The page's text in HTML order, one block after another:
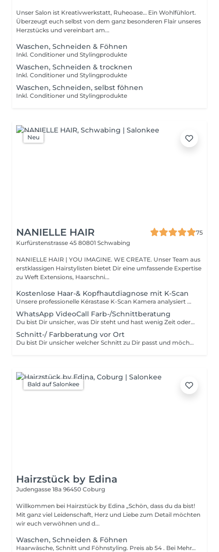
Unser Salon ist Kreativwerkstatt, Ruheoase… Ein Wohlfühlort.
Überzeugt euch selbst von dem ganz besonderen Flair unseres
Herzstücks und vereinbart am...
Waschen, Schneiden & Föhnen
Inkl. Conditioner und Stylingprodukte
Waschen, Schneiden & trocknen
Inkl. Conditioner und Stylingprodukte
Waschen, Schneiden, selbst föhnen
Inkl. Conditioner und Stylingprodukte
Neu
NANIELLE HAIR
75
Kurfürstenstrasse 45 80801 Schwabing
NANIELLE HAIR | YOU IMAGINE. WE CREATE. Unser Team aus
erstklassigen Hairstylisten bietet Dir eine umfassende Expertise
zu Weft Extensions, Haarschni...
Kostenlose Haar-& Kopfhautdiagnose mit K-Scan
Unsere professionelle Kérastase K-Scan Kamera analysiert Haar und Kopfhaut mit bis zu 100-facher Vergrößerung. So erkennen wir genau, was Dein Haar wirklich braucht. Buche jetzt Deine individuelle Haar- und Kopfhautanalyse und erhalte eine maßgeschneiderte Pflegeempfehlung, perfekt abgestimmt auf Deine Bedürfnisse.
WhatsApp VideoCall Farb-/Schnittberatung
Du bist Dir unsicher, was Dir steht und hast wenig Zeit oder wohnst nicht in der Nähe? Dann buche bequem Deine Online Beratung.
Schnitt-/ Farbberatung vor Ort
Du bist Dir unsicher welcher Schnitt zu Dir passt und möchtest uns erstmal kennenlernen? Dann buche Dich ein für ein kostenloses 15 minütiges Beratungsgespräch oder füge es zu Deiner Buchung hinzu, falls Du davon ausgehst dass die Beratung etwas länger bei Dir dauern könnte. ;-)
Bald auf Salonkee
Hairzstück by Edina
Judengasse 18a 96450 Coburg
Willkommen bei Hairzstück by Edina „Schön, dass du da bist!
Mit ganz viel Leidenschaft, Herz und Liebe zum Detail möchten
wir euch verwöhnen und d...
Waschen, Schneiden & Föhnen
Haarwäsche, Schnitt und Föhnstyling. Preis ab 54 . Bei Mehraufwand behalten wir uns vor, den Preis entsprechend anzupassen.